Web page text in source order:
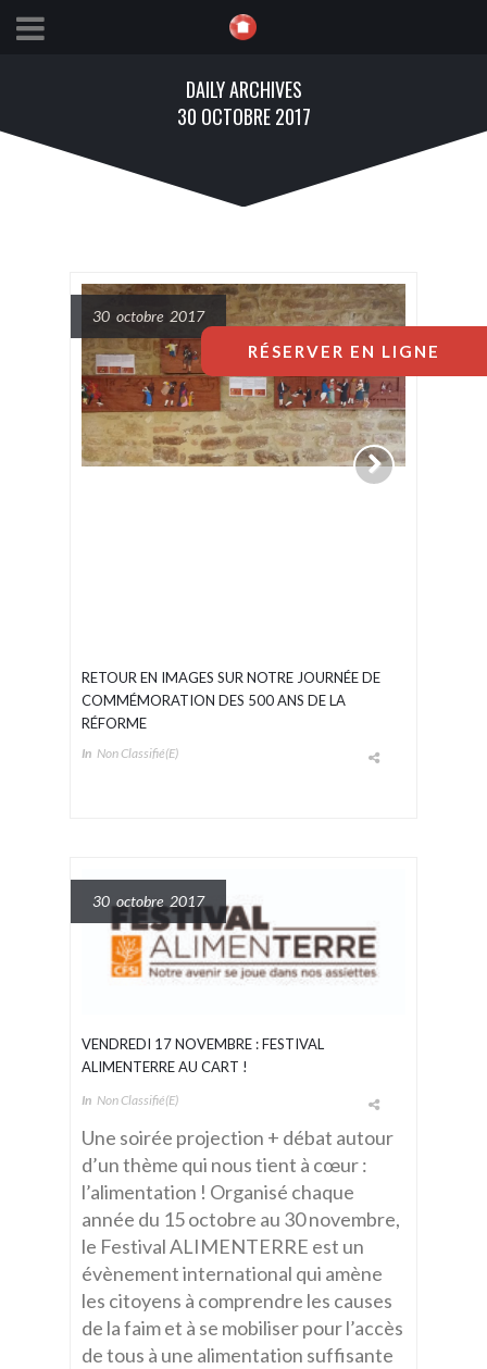
DAILY ARCHIVES
30 OCTOBRE 2017
30 octobre 2017
RETOUR EN IMAGES SUR NOTRE JOURNÉE DE
COMMÉMORATION DES 500 ANS DE LA
RÉFORME
In Non Classifié(e)
30 octobre 2017
VENDREDI 17 NOVEMBRE : FESTIVAL
ALIMENTERRE AU CART !
In Non Classifié(e)
Une soirée projection + débat autour
d’un thème qui nous tient à cœur :
l’alimentation ! Organisé chaque
année du 15 octobre au 30 novembre,
le Festival ALIMENTERRE est un
évènement international qui amène
les citoyens à comprendre les causes
de la faim et à se mobiliser pour l’accès
de tous à une alimentation suffisante
RÉSERVER EN LIGNE